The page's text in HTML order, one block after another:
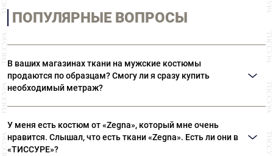
ПОПУЛЯРНЫЕ ВОПРОСЫ
В ваших магазинах ткани на мужские костюмы
продаются по образцам? Смогу ли я сразу купить
необходимый метраж?
Поэтому вы сразу сможете приобрести необходимый метраж.
У меня есть костюм от «Zegna», который мне очень
нравится. Слышал, что есть ткани «Zegna». Есть ли они в
«ТИССУРЕ»?